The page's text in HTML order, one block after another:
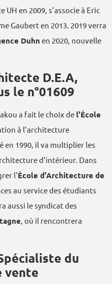
UH en 2009, s’associe à Eric
Gaubert en 2013. 2019 verra
Duhn en 2020, nouvelle
D.E.A,
le n°01609
a fait le choix de l’École
à l’architecture
en 1990, il va multiplier les
d’intérieur. Dans
l’École d’Architecture de
au service des étudiants
aussi le syndicat des
, où il rencontrera
du
vente